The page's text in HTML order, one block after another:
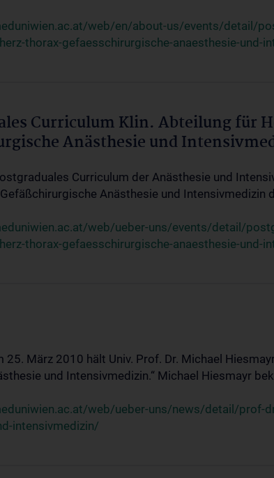
web/en/about-us/events/detail/
thorax-gefaesschirurgische-anaesthesie-und-
Curriculum Klin. Abteilung für
Anästhesie und
Curriculum der Anästhesie und
Gefäßchirurgische Anästhesie und Intensivmedizin
web/ueber-uns/events/detail/
thorax-gefaesschirurgische-anaesthesie-und-
25. März 2010 hält Univ. Prof. Dr. Michael
und Intensivmedizin.“ Michael Hiesmayr
web/ueber-uns/news/detail/prof-
intensivmedizin/